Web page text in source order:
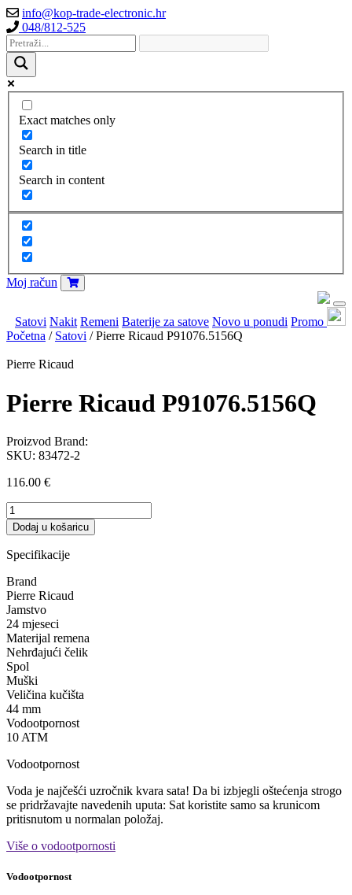
info@kop-trade-electronic.hr
048/812-525
Exact matches only
Search in title
Search in content
Moj račun
Satovi Nakit Remeni Baterije za satove Novo u ponudi Promo
Početna / Satovi / Pierre Ricaud P91076.5156Q
Pierre Ricaud
Pierre Ricaud P91076.5156Q
SKU: 83472-2
Proizvod Brand:
116.00 €
Pierre
Ricaud
P91076.5156Q
količina
Dodaj u košaricu
Specifikacije
Brand
Pierre Ricaud
Jamstvo
24 mjeseci
Materijal remena
Nehrđajući čelik
Spol
Muški
Veličina kučišta
44 mm
Vodootpornost
10 ATM
Vodootpornost
Voda je najčešći uzročnik kvara sata! Da bi izbjegli oštećenja strogo
se pridržavajte navedenih uputa: Sat koristite samo sa krunicom
pritisnutom u normalan položaj.
Više o vodootpornosti
Vodootpornost